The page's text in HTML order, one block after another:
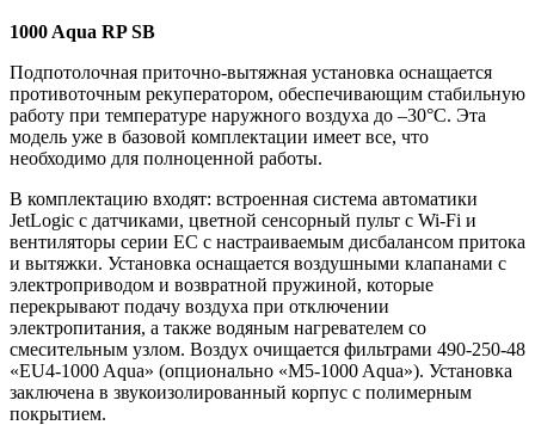
1000 Aqua RP SB
Подпотолочная приточно-вытяжная установка оснащается
противоточным рекуператором, обеспечивающим стабильную
работу при температуре наружного воздуха до –30°C. Эта
модель уже в базовой комплектации имеет все, что
необходимо для полноценной работы.
В комплектацию входят: встроенная система автоматики
JetLogic с датчиками, цветной сенсорный пульт с Wi-Fi и
вентиляторы серии EC с настраиваемым дисбалансом притока
и вытяжки. Установка оснащается воздушными клапанами с
электроприводом и возвратной пружиной, которые
перекрывают подачу воздуха при отключении
электропитания, а также водяным нагревателем со
смесительным узлом. Воздух очищается фильтрами 490-250-48
«EU4-1000 Aqua» (опционально «M5-1000 Aqua»). Установка
заключена в звукоизолированный корпус с полимерным
покрытием.